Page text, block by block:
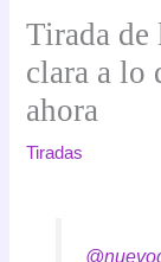
Tirada de
clara a lo
ahora
Tiradas